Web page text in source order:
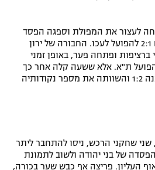
לעצור את המפולת וספגה הפסד
ליגה שישי ברציפות, הפעם 2:1 להפועל לעכו. החבורה של ירון
ברציפות ופתחה פער, באופן זמני
ת"א. אלא ששעה קלה אחר כך
ניצחה הפועל ת"א את רעננה 1:2 והשוותה את מספר נקודותיה
שני שחקני הרכש, ניסו להתחבר ליתר
של בני יהודה ולשוב לתמונת
העליון. פריצה אף כבש שער בכורה,